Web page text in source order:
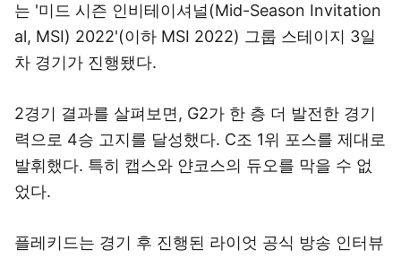
는 '미드 시즌 인비테이셔널(Mid-Season Invitation
al, MSI) 2022'(이하 MSI 2022) 그룹 스테이지 3일
차 경기가 진행됐다.
2경기 결과를 살펴보면, G2가 한 층 더 발전한 경기
력으로 4승 고지를 달성했다. C조 1위 포스를 제대로
발휘했다. 특히 캡스와 얀코스의 듀오를 막을 수 없
었다.
플레키드는 경기 후 진행된 라이엇 공식 방송 인터뷰